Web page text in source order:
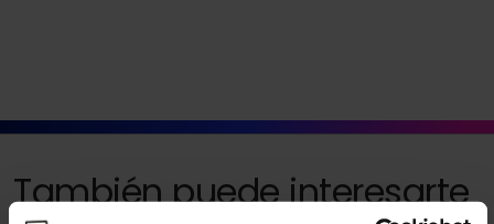
También puede interesarte